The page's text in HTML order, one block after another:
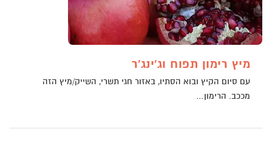
מיץ רימון תפוח וג'ינג'ר
עם סיום הקיץ ובוא הסתיו, באזור חגי תשרי, השייק/מיץ הזה
מככב. הרימון…